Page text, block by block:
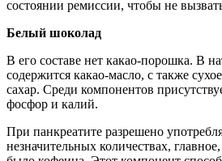
состоянии ремиссии, чтобы не
Белый шоколад
В его составе нет какао-порошка. В
содержится какао-масло, с также
сахар. Среди компонентов
фосфор и калий.
При панкреатите разрешено
незначительных количествах,